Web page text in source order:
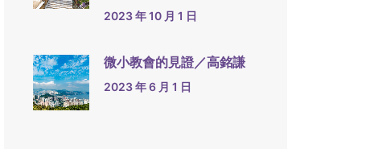
2023 年 10 月 1 日
微小教會的見證／高銘謙
2023 年 6 月 1 日